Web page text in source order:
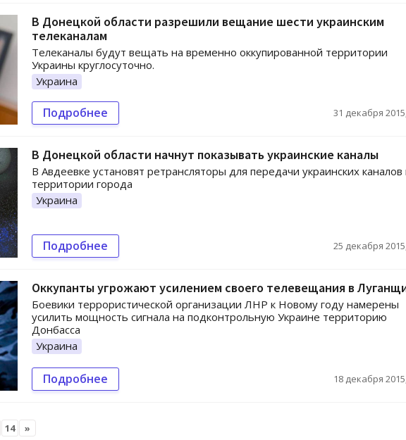
В Донецкой области разрешили вещание шести украинским
телеканалам
Телеканалы будут вещать на временно оккупированной территории
Украины круглосуточно.
Украина
Подробнее 31 декабря
В Донецкой области начнут показывать украинские каналы
В Авдеевке установят ретрансляторы для передачи украинских каналов
территории города
Украина
Подробнее 25 декабря
Оккупанты угрожают усилением своего телевещания в
Боевики террористической организации ЛНР к Новому году намерены
усилить мощность сигнала на подконтрольную Украине территорию
Донбасса
Украина
Подробнее 18 декабря
14 »